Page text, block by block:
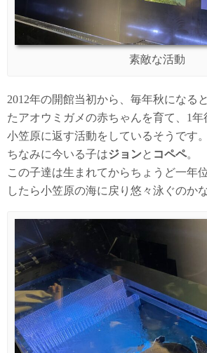
素敵な活動
2012年の開館当初から、毎年秋になる
たアオウミガメの赤ちゃんを育て、1
小笠原に返す活動をしているそうです。
ちなみに今いる子はジョンと コペペ。
この子達は生まれてからちょうど一年
したら小笠原の海に戻り悠々泳ぐのか